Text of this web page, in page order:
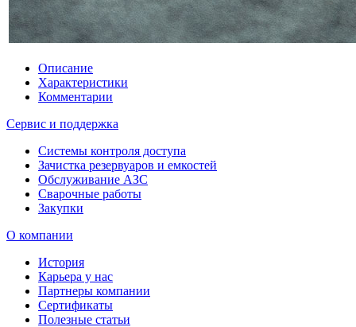
Описание
Характеристики
Комментарии
Сервис и поддержка
Системы контроля доступа
Зачистка резервуаров и емкостей
Обслуживание АЗС
Сварочные работы
Закупки
О компании
История
Карьера у нас
Партнеры компании
Сертификаты
Полезные статьи